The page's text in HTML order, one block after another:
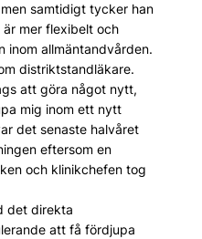
samtidigt tycker han
mer flexibelt och
inom allmäntandvården.
distriktstandläkare.
att göra något nytt,
mig inom ett nytt
det senaste halvåret
eftersom en
och klinikchefen tog
det direkta
att få fördjupa